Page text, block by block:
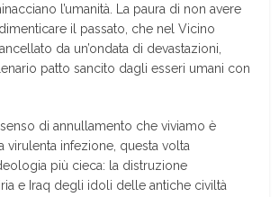
l’umanità. La paura di non avere
il passato, che nel Vicino
da un’ondata di devastazioni,
patto sancito dagli esseri umani con
di annullamento che viviamo è
virulenta infezione, questa volta
più cieca: la distruzione
e Iraq degli idoli delle antiche civiltà